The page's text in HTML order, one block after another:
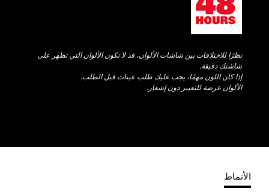
نظرًا للاختلافات بين شاشات الألوان، قد لا تكون الألوان التي تظهر على
شاشتك دقيقة.
إذا كان اللون مهمًا، يجب عليك طلب عينات قبل الطلب.
الألوان عرضة للتغيير دون إشعار.
الأنماط